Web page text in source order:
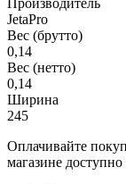
Производитель
JetaPro
Вес (брутто)
0,14
Вес (нетто)
0,14
Ширина
245
Оплачивайте
магазине